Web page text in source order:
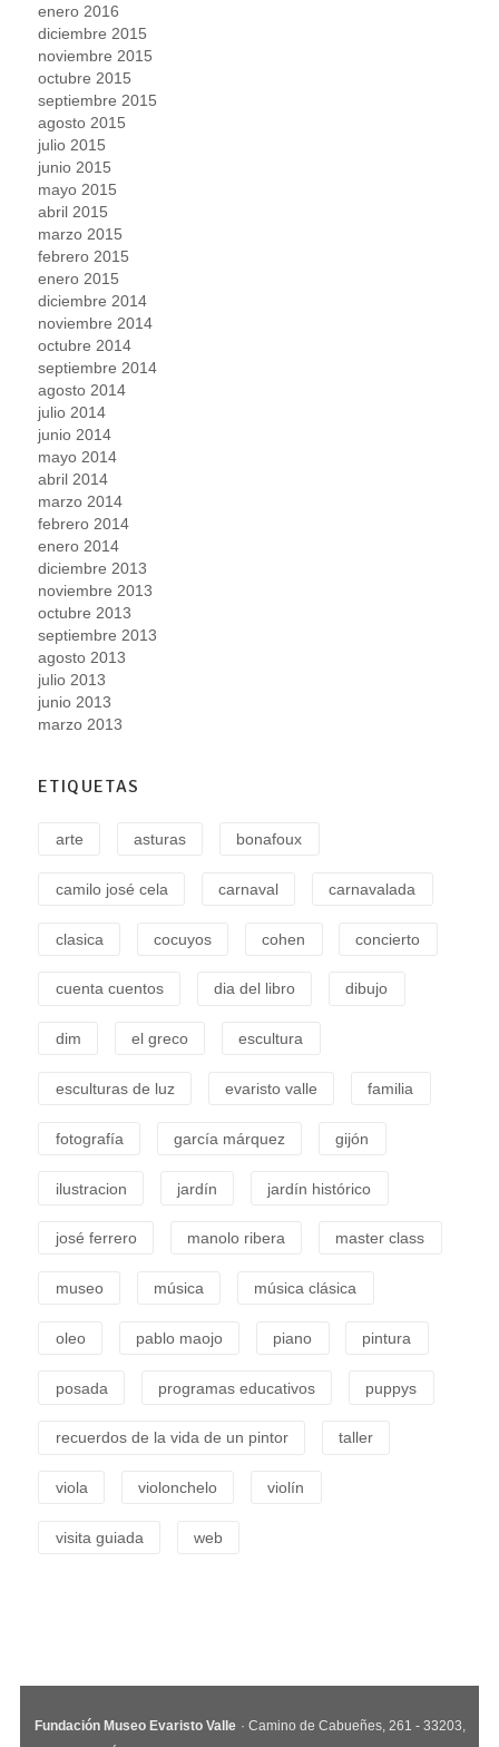
enero 2016
diciembre 2015
noviembre 2015
octubre 2015
septiembre 2015
agosto 2015
julio 2015
junio 2015
mayo 2015
abril 2015
marzo 2015
febrero 2015
enero 2015
diciembre 2014
noviembre 2014
octubre 2014
septiembre 2014
agosto 2014
julio 2014
junio 2014
mayo 2014
abril 2014
marzo 2014
febrero 2014
enero 2014
diciembre 2013
noviembre 2013
octubre 2013
septiembre 2013
agosto 2013
julio 2013
junio 2013
marzo 2013
ETIQUETAS
arte asturas bonafoux
camilo josé cela carnaval carnavalada
clasica cocuyos cohen concierto
cuenta cuentos dia del libro dibujo
dim el greco escultura
esculturas de luz evaristo valle familia
fotografía garcía márquez gijón
ilustracion jardín jardín histórico
josé ferrero manolo ribera master class
museo música música clásica
oleo pablo maojo piano pintura
posada programas educativos puppys
recuerdos de la vida de un pintor taller
viola violonchelo violín
visita guiada web
Fundación Museo Evaristo Valle · Camino de Cabueñes, 261 - 33203,